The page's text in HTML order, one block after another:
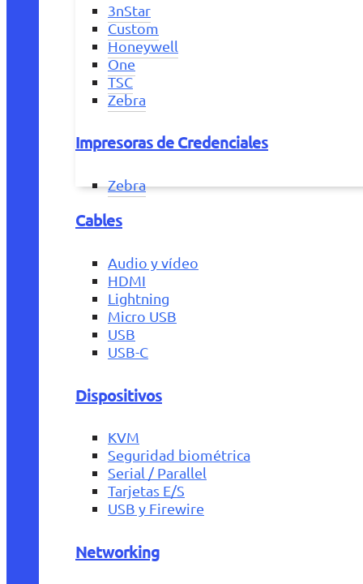
3nStar
Custom
Honeywell
One
TSC
Zebra
Impresoras de Credenciales
Zebra
Cables
Audio y vídeo
HDMI
Lightning
Micro USB
USB
USB-C
Dispositivos
KVM
Seguridad biométrica
Serial / Parallel
Tarjetas E/S
USB y Firewire
Networking